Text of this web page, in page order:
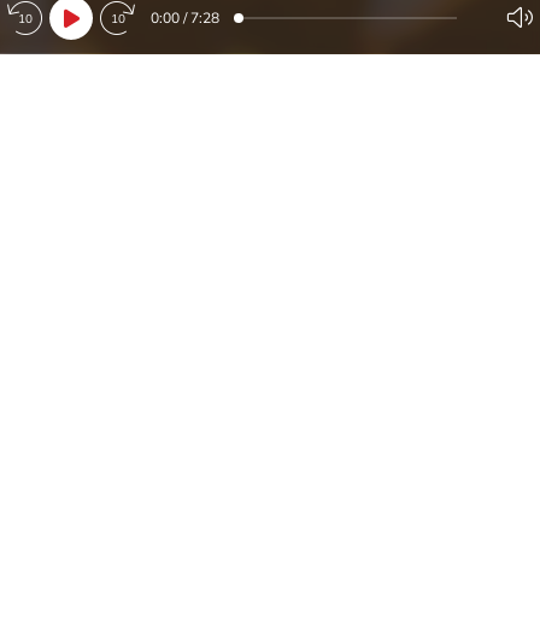
0:00 / 7:28